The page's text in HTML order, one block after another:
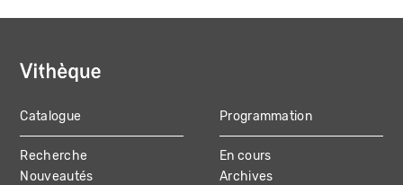
MAIN
NAVIGATION
Catalogue
Recherche
Nouveautés
Programmation
En cours
Archives